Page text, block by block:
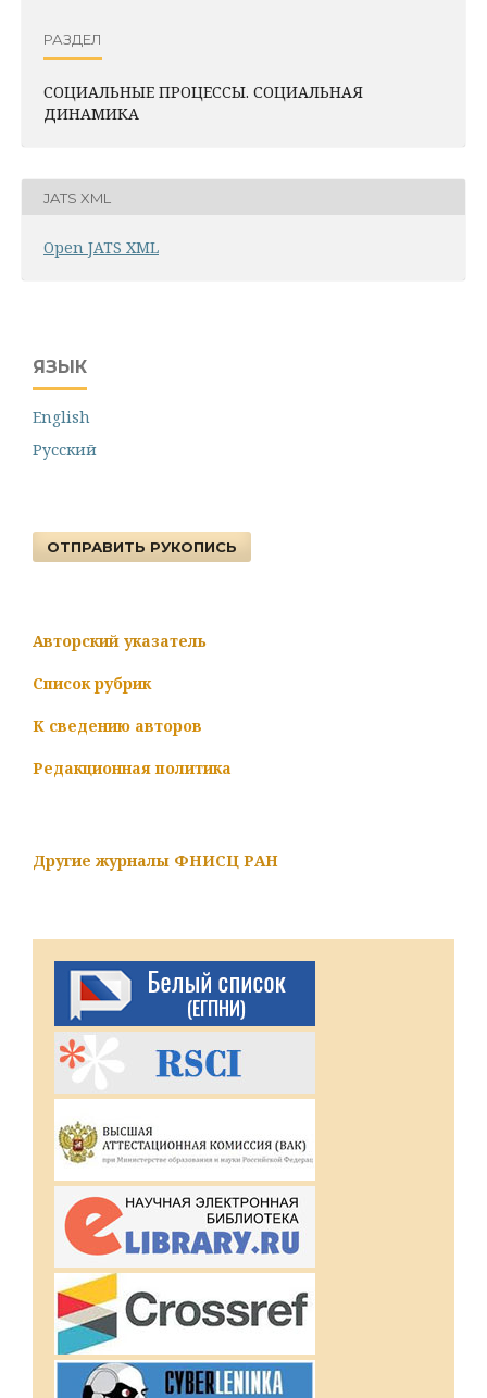
РАЗДЕЛ
СОЦИАЛЬНЫЕ ПРОЦЕССЫ. СОЦИАЛЬНАЯ
ДИНАМИКА
JATS XML
Open JATS XML
ЯЗЫК
English
Русский
ОТПРАВИТЬ РУКОПИСЬ
Авторский указатель
Список рубрик
К сведению авторов
Редакционная политика
Другие журналы ФНИСЦ РАН